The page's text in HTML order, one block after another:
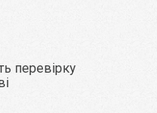
перевірку